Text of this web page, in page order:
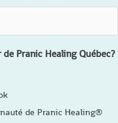
Comment avez-vous entendu parler de Pranic Healing Québec?
de Pranic Healing®